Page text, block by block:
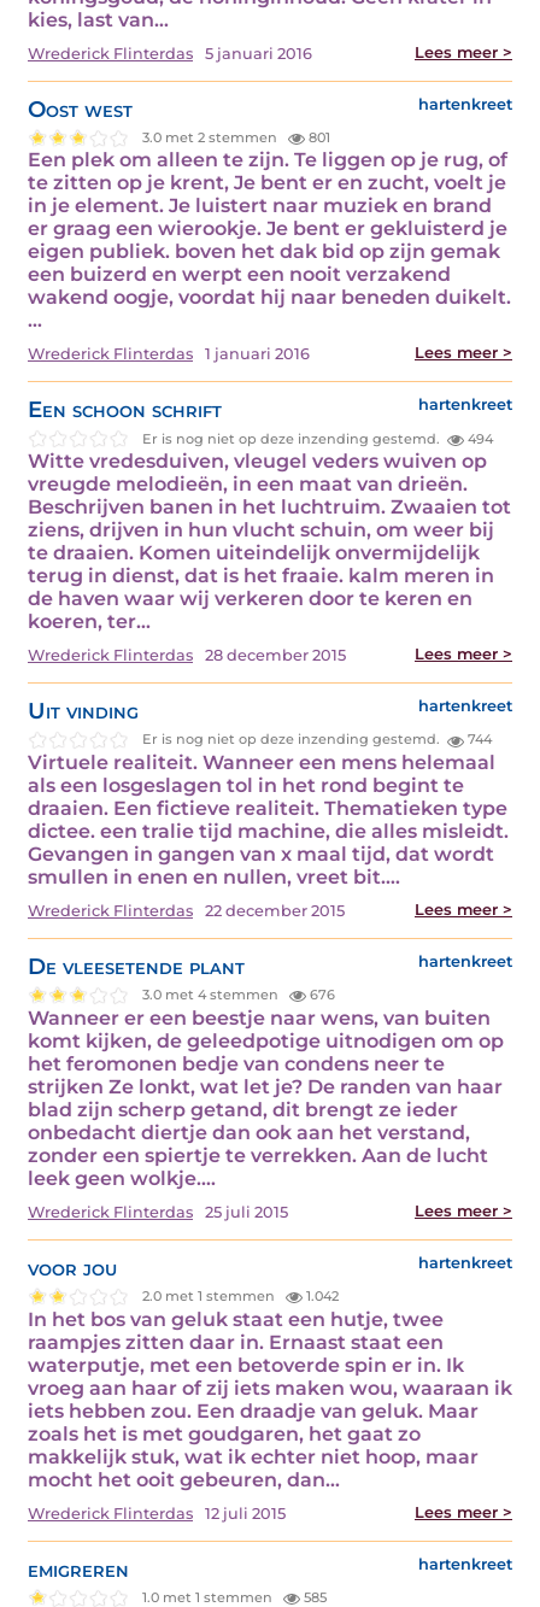
kies, last van…
Wrederick Flinterdas 5 januari 2016 Lees meer >
Oost west hartenkreet
3.0 met 2 stemmen 801
Een plek om alleen te zijn. Te liggen op je rug, of
te zitten op je krent, Je bent er en zucht, voelt je
in je element. Je luistert naar muziek en brand
er graag een wierookje. Je bent er gekluisterd je
eigen publiek. boven het dak bid op zijn gemak
een buizerd en werpt een nooit verzakend
wakend oogje, voordat hij naar beneden duikelt.
…
Wrederick Flinterdas 1 januari 2016 Lees meer >
Een schoon schrift hartenkreet
Er is nog niet op deze inzending gestemd. 494
Witte vredesduiven, vleugel veders wuiven op
vreugde melodieën, in een maat van drieën.
Beschrijven banen in het luchtruim. Zwaaien tot
ziens, drijven in hun vlucht schuin, om weer bij
te draaien. Komen uiteindelijk onvermijdelijk
terug in dienst, dat is het fraaie. kalm meren in
de haven waar wij verkeren door te keren en
koeren, ter…
Wrederick Flinterdas 28 december 2015 Lees meer >
Uit vinding hartenkreet
Er is nog niet op deze inzending gestemd. 744
Virtuele realiteit. Wanneer een mens helemaal
als een losgeslagen tol in het rond begint te
draaien. Een fictieve realiteit. Thematieken type
dictee. een tralie tijd machine, die alles misleidt.
Gevangen in gangen van x maal tijd, dat wordt
smullen in enen en nullen, vreet bit.…
Wrederick Flinterdas 22 december 2015 Lees meer >
De vleesetende plant hartenkreet
3.0 met 4 stemmen 676
Wanneer er een beestje naar wens, van buiten
komt kijken, de geleedpotige uitnodigen om op
het feromonen bedje van condens neer te
strijken Ze lonkt, wat let je? De randen van haar
blad zijn scherp getand, dit brengt ze ieder
onbedacht diertje dan ook aan het verstand,
zonder een spiertje te verrekken. Aan de lucht
leek geen wolkje.…
Wrederick Flinterdas 25 juli 2015 Lees meer >
voor jou hartenkreet
2.0 met 1 stemmen 1.042
In het bos van geluk staat een hutje, twee
raampjes zitten daar in. Ernaast staat een
waterputje, met een betoverde spin er in. Ik
vroeg aan haar of zij iets maken wou, waaraan ik
iets hebben zou. Een draadje van geluk. Maar
zoals het is met goudgaren, het gaat zo
makkelijk stuk, wat ik echter niet hoop, maar
mocht het ooit gebeuren, dan…
Wrederick Flinterdas 12 juli 2015 Lees meer >
emigreren hartenkreet
1.0 met 1 stemmen 585